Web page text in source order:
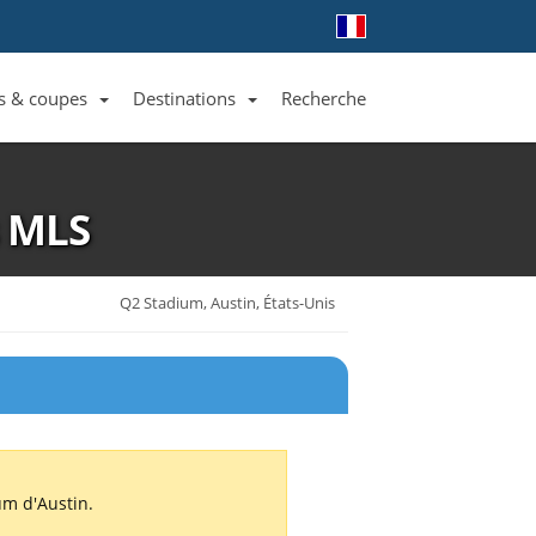
& coupes Destinations Recherche
MLS
Q2 Stadium, Austin, États-Unis
d'Austin.